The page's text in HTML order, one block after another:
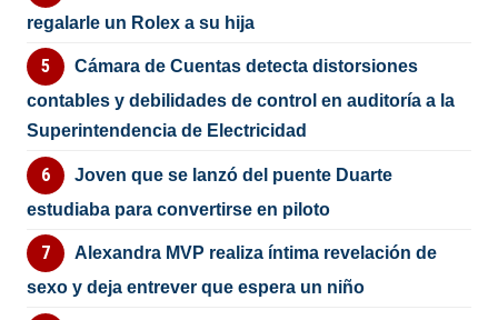
regalarle un Rolex a su hija
Cámara de Cuentas detecta distorsiones
contables y debilidades de control en auditoría a la
Superintendencia de Electricidad
Joven que se lanzó del puente Duarte
estudiaba para convertirse en piloto
Alexandra MVP realiza íntima revelación de
sexo y deja entrever que espera un niño